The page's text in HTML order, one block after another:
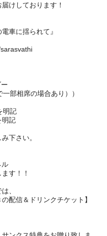
けしております！
車に揺られて』
部相席の場合あり））
明記
明記
下さい。
ル
す！！
、
配信＆ドリンクチケット】